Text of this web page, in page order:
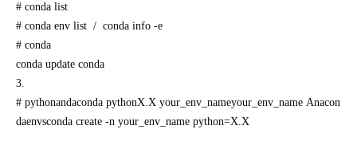
# conda list
# conda env list  /  conda info -e
# conda
conda update conda
3.
# pythonandaconda pythonX.X your_env_nameyour_env_name Anacon
daenvsconda create -n your_env_name python=X.X